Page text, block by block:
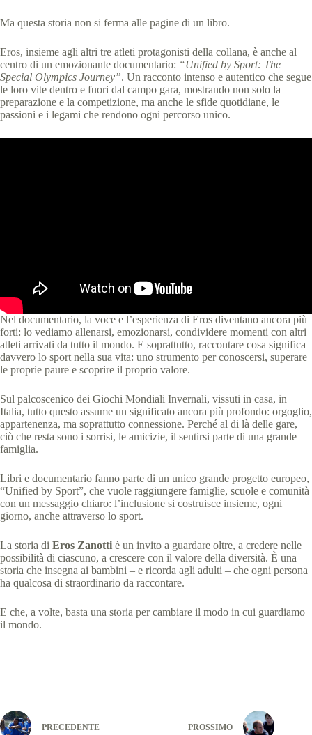
Ma questa storia non si ferma alle pagine di un libro.
Eros, insieme agli altri tre atleti protagonisti della collana, è anche al
centro di un emozionante documentario: “Unified by Sport: The
Special Olympics Journey”. Un racconto intenso e autentico che segue
le loro vite dentro e fuori dal campo gara, mostrando non solo la
preparazione e la competizione, ma anche le sfide quotidiane, le
passioni e i legami che rendono ogni percorso unico.
Nel documentario, la voce e l’esperienza di Eros diventano ancora più
forti: lo vediamo allenarsi, emozionarsi, condividere momenti con altri
atleti arrivati da tutto il mondo. E soprattutto, raccontare cosa significa
davvero lo sport nella sua vita: uno strumento per conoscersi, superare
le proprie paure e scoprire il proprio valore.
Sul palcoscenico dei Giochi Mondiali Invernali, vissuti in casa, in
Italia, tutto questo assume un significato ancora più profondo: orgoglio,
appartenenza, ma soprattutto connessione. Perché al di là delle gare,
ciò che resta sono i sorrisi, le amicizie, il sentirsi parte di una grande
famiglia.
Libri e documentario fanno parte di un unico grande progetto europeo,
“Unified by Sport”, che vuole raggiungere famiglie, scuole e comunità
con un messaggio chiaro: l’inclusione si costruisce insieme, ogni
giorno, anche attraverso lo sport.
La storia di Eros Zanotti è un invito a guardare oltre, a credere nelle
possibilità di ciascuno, a crescere con il valore della diversità. È una
storia che insegna ai bambini – e ricorda agli adulti – che ogni persona
ha qualcosa di straordinario da raccontare.
E che, a volte, basta una storia per cambiare il modo in cui guardiamo
il mondo.
PRECEDENTE PROSSIMO